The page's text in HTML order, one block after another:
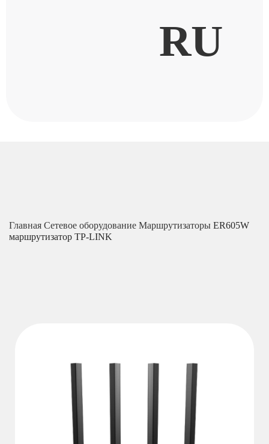
RU
Главная Сетевое оборудование Маршрутизаторы ER605W
маршрутизатор TP-LINK